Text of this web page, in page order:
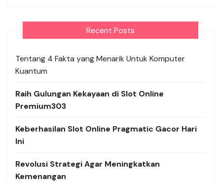
Recent Posts
Tentang 4 Fakta yang Menarik Untuk Komputer
Kuantum
Raih Gulungan Kekayaan di Slot Online
Premium303
Keberhasilan Slot Online Pragmatic Gacor Hari
Ini
Revolusi Strategi Agar Meningkatkan
Kemenangan